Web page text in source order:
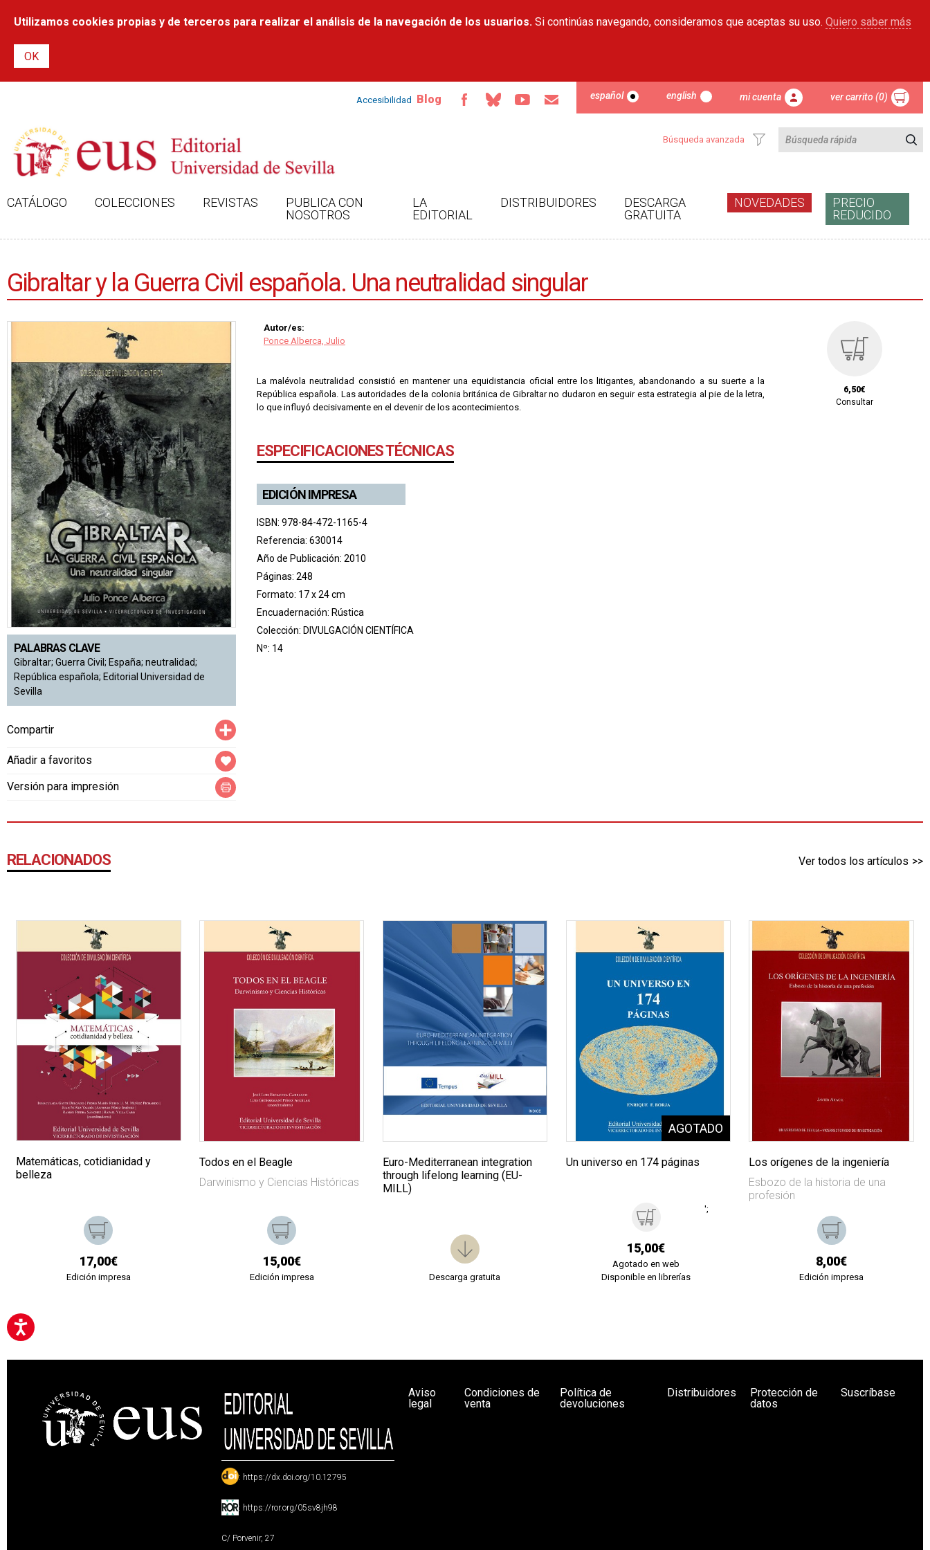
contenido
Utilizamos cookies propias y de terceros para realizar el análisis de la navegación de los usuarios. Si continúas navegando, consideramos que aceptas su uso. Quiero saber más
Accesibilidad Blog español english mi cuenta ver carrito (0)
Búsqueda avanzada
CATÁLOGO COLECCIONES REVISTAS
PUBLICA CON
NOSOTROS
LA
EDITORIAL
DISTRIBUIDORES
DESCARGA
GRATUITA
NOVEDADES
PRECIO
REDUCIDO
Gibraltar y la Guerra Civil española. Una neutralidad singular
PALABRAS CLAVE
Gibraltar; Guerra Civil; España; neutralidad;
República española; Editorial Universidad de
Sevilla
Compartir
Añadir a favoritos
Versión para impresión
Autor/es:
Ponce Alberca, Julio
La malévola neutralidad consistió en mantener una equidistancia oficial entre los litigantes, abandonando a su suerte a la
República española. Las autoridades de la colonia británica de Gibraltar no dudaron en seguir esta estrategia al pie de la letra,
lo que influyó decisivamente en el devenir de los acontecimientos.
ESPECIFICACIONES TÉCNICAS
EDICIÓN IMPRESA
ISBN: 978-84-472-1165-4
Referencia: 630014
Año de Publicación: 2010
Páginas: 248
Formato: 17 x 24 cm
Encuadernación: Rústica
Colección: DIVULGACIÓN CIENTÍFICA
Nº: 14
6,50€
Consultar
RELACIONADOS Ver todos los artículos
Matemáticas, cotidianidad y
belleza
17,00€
Edición impresa
Todos en el Beagle
Darwinismo y Ciencias Históricas
15,00€
Edición impresa
Euro-Mediterranean integration
through lifelong learning (EU-
MILL)
Descarga gratuita
Un universo en 174 páginas
15,00€
Agotado en web
Disponible en librerías
';
Los orígenes de la ingeniería
Esbozo de la historia de una
profesión
8,00€
Edición impresa
: https://dx.doi.org/10.12795
: https://ror.org/05sv8jh98
C/ Porvenir, 27
Aviso
legal
Condiciones de
venta
Política de
devoluciones
Distribuidores
Protección de
datos
Suscríbase